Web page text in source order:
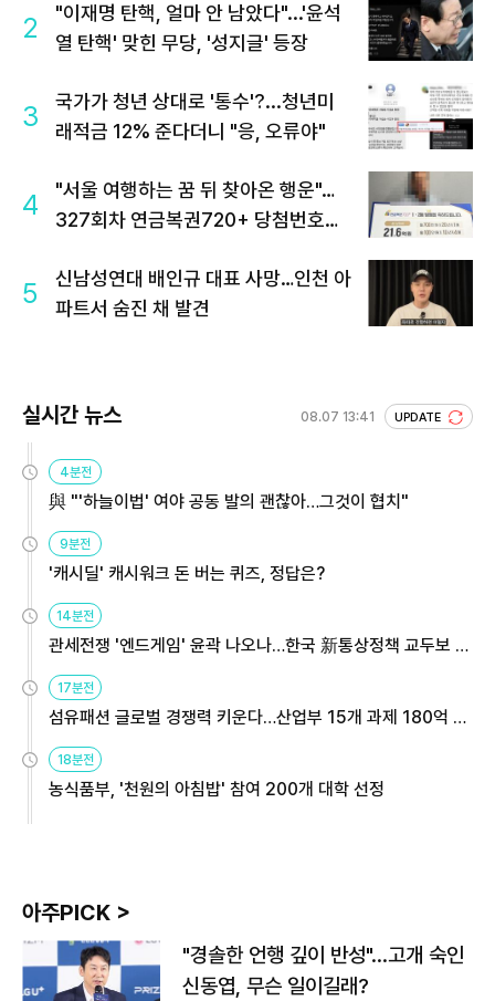
2
"이재명 탄핵, 얼마 안 남았다"...'윤석
열 탄핵' 맞힌 무당, '성지글' 등장
3
국가가 청년 상대로 '통수'?...청년미
래적금 12% 준다더니 "응, 오류야"
4
"서울 여행하는 꿈 뒤 찾아온 행운"…
327회차 연금복권720+ 당첨번호조
5
신남성연대 배인규 대표 사망…인천 아
파트서 숨진 채 발견
실시간 뉴스 08.07 13:41 UPDATE
4분전
與 "'하늘이법' 여야 공동 발의 괜찮아…그것이 협치"
9분전
'캐시딜' 캐시워크 돈 버는 퀴즈, 정답은?
14분전
관세전쟁 '엔드게임' 윤곽 나오나…한국 新통상정책 교두보 활
용해야
17분전
섬유패션 글로벌 경쟁력 키운다…산업부 15개 과제 180억 지
원
18분전
농식품부, '천원의 아침밥' 참여 200개 대학 선정
아주PICK >
"경솔한 언행 깊이 반성"…고개 숙인
신동엽, 무슨 일이길래?